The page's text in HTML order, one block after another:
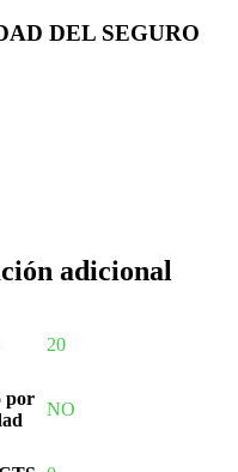
DEL SEGURO
adicional
20
por
NO